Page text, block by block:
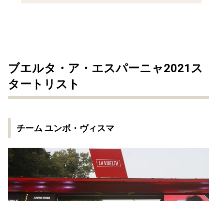
ブエルタ・ア・エスパーニャ2021ス
タートリスト
チーム ユンボ・ヴィスマ